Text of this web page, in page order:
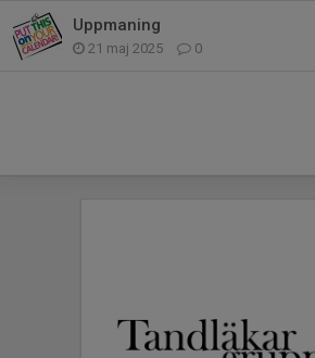
Uppmaning
21 maj 2025 0